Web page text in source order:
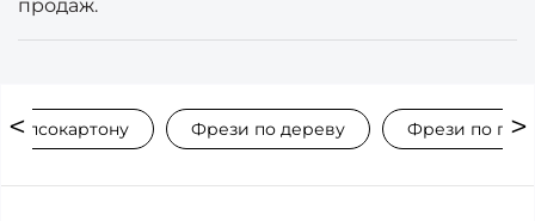
продаж.
гіпсокартону Фрези по дереву Фрези по